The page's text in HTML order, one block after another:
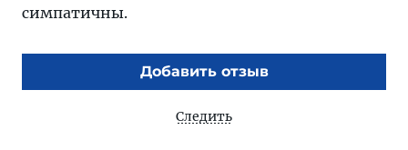
симпатичны.
Добавить отзыв
Следить